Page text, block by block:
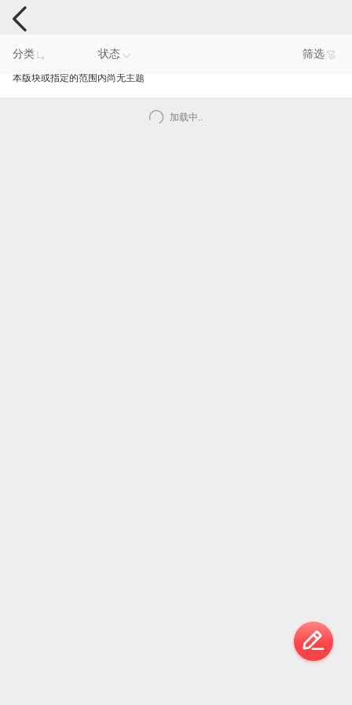
手机反馈
分类 状态 筛选
本版块或指定的范围内尚无主题
加载中..